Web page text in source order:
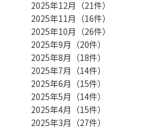
2025年12月（21件）
2025年11月（16件）
2025年10月（26件）
2025年9月（20件）
2025年8月（18件）
2025年7月（14件）
2025年6月（15件）
2025年5月（14件）
2025年4月（15件）
2025年3月（27件）